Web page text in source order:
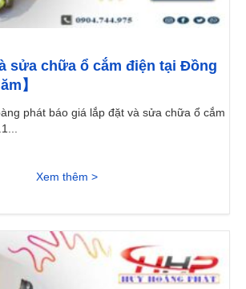
sửa chữa ổ cắm điện tại Đồng
】
phát báo giá lắp đặt và sửa chữa ổ cắm
Xem thêm >